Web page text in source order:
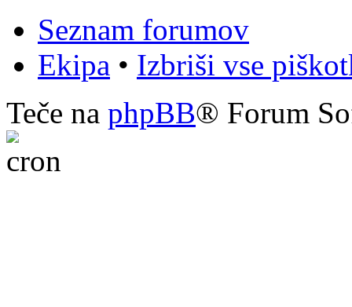
Seznam forumov
Ekipa • Izbriši vse
Teče na phpBB® Forum